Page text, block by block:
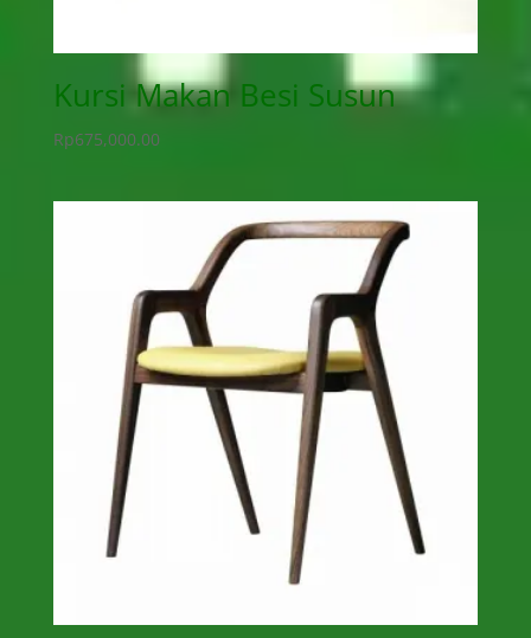
Kursi Makan Besi Susun
Rp675,000.00